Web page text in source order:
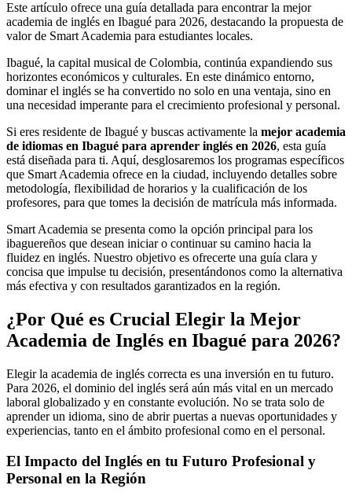
Este artículo ofrece una guía detallada para encontrar la mejor
academia de inglés en Ibagué para 2026, destacando la propuesta de
valor de Smart Academia para estudiantes locales.
Ibagué, la capital musical de Colombia, continúa expandiendo sus
horizontes económicos y culturales. En este dinámico entorno,
dominar el inglés se ha convertido no solo en una ventaja, sino en
una necesidad imperante para el crecimiento profesional y personal.
Si eres residente de Ibagué y buscas activamente la mejor academia
de idiomas en Ibagué para aprender inglés en 2026, esta guía
está diseñada para ti. Aquí, desglosaremos los programas específicos
que Smart Academia ofrece en la ciudad, incluyendo detalles sobre
metodología, flexibilidad de horarios y la cualificación de los
profesores, para que tomes la decisión de matrícula más informada.
Smart Academia se presenta como la opción principal para los
ibaguereños que desean iniciar o continuar su camino hacia la
fluidez en inglés. Nuestro objetivo es ofrecerte una guía clara y
concisa que impulse tu decisión, presentándonos como la alternativa
más efectiva y con resultados garantizados en la región.
¿Por Qué es Crucial Elegir la Mejor
Academia de Inglés en Ibagué para 2026?
Elegir la academia de inglés correcta es una inversión en tu futuro.
Para 2026, el dominio del inglés será aún más vital en un mercado
laboral globalizado y en constante evolución. No se trata solo de
aprender un idioma, sino de abrir puertas a nuevas oportunidades y
experiencias, tanto en el ámbito profesional como en el personal.
El Impacto del Inglés en tu Futuro Profesional y
Personal en la Región